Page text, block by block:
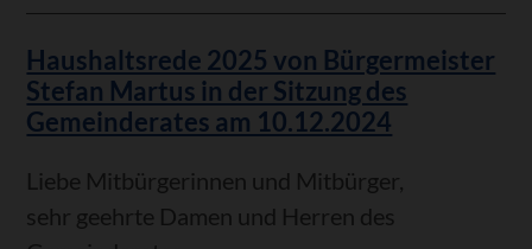
Zuschuss
für
Musikschule
Haushaltsrede 2025 von Bürgermeister
Stefan Martus in der Sitzung des
Gemeinderates am 10.12.2024
Liebe Mitbürgerinnen und Mitbürger,
sehr geehrte Damen und Herren des